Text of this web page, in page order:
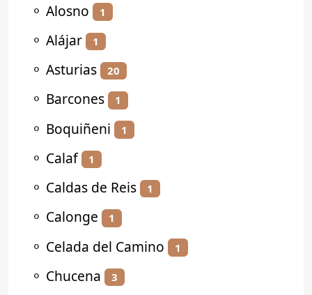
⚬ Alosno 1
⚬ Alájar 1
⚬ Asturias 20
⚬ Barcones 1
⚬ Boquiñeni 1
⚬ Calaf 1
⚬ Caldas de Reis 1
⚬ Calonge 1
⚬ Celada del Camino 1
⚬ Chucena 3